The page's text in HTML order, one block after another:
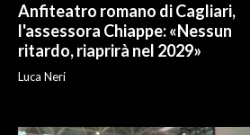
Anfiteatro romano di Cagliari,
l'assessora Chiappe: «Nessun
ritardo, riaprirà nel 2029»
Luca Neri